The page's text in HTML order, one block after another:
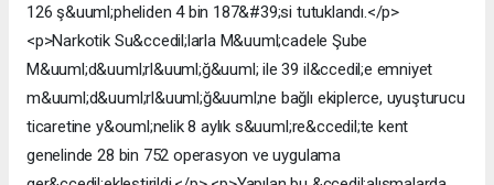
126 ş&uuml;pheliden 4 bin 187&#39;si tutuklandı.</p>
<p>Narkotik Su&ccedil;larla M&uuml;cadele Şube
M&uuml;d&uuml;rl&uuml;ğ&uuml; ile 39 il&ccedil;e emniyet
m&uuml;d&uuml;rl&uuml;ğ&uuml;ne bağlı ekiplerce, uyuşturucu
ticaretine y&ouml;nelik 8 aylık s&uuml;re&ccedil;te kent
genelinde 28 bin 752 operasyon ve uygulama